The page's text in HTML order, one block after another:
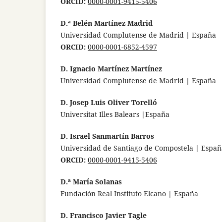
D.ª Belén Martínez Madrid
Universidad Complutense de Madrid | España
ORCID: 0000-0001-6852-4597
D. Ignacio Martínez Martínez
Universidad Complutense de Madrid | España
D. Josep Luis Oliver Torelló
Universitat Illes Balears |España
D. Israel Sanmartín Barros
Universidad de Santiago de Compostela |
ORCID: 0000-0001-9415-5406
D.ª María Solanas
Fundación Real Instituto Elcano | España
D. Francisco Javier Tagle